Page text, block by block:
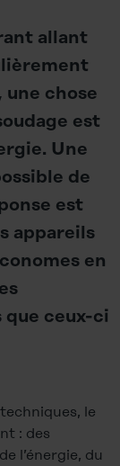
allant
une chose
est
Une
de
est
appareils
en
ceux-ci
le
: des
l’énergie, du